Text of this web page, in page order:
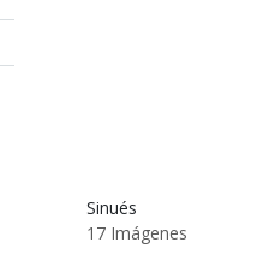
Sinués
17 Imágenes